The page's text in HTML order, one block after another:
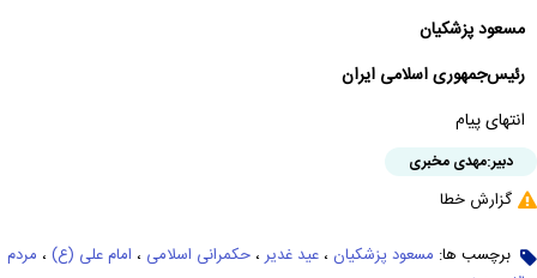
مسعود پزشکیان
رئیس‌جمهوری اسلامی ایران
انتهای پیام
دبیر:مهدی مخبری
گزارش خطا
برچسب ها: مسعود پزشکیان ، عید غدیر ، حکمرانی اسلامی ، امام علی (ع) ، مردم